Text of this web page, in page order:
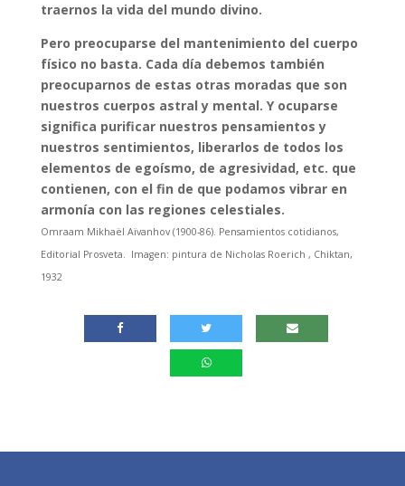
traernos la vida del mundo divino.
Pero preocuparse del mantenimiento del cuerpo
físico no basta. Cada día debemos también
preocuparnos de estas otras moradas que son
nuestros cuerpos astral y mental. Y ocuparse
significa purificar nuestros pensamientos y
nuestros sentimientos, liberarlos de todos los
elementos de egoísmo, de agresividad, etc. que
contienen, con el fin de que podamos vibrar en
armonía con las regiones celestiales.
Omraam Mikhaël Aïvanhov (1900-86). Pensamientos cotidianos,
Editorial Prosveta. Imagen: pintura de Nicholas Roerich , Chiktan,
1932